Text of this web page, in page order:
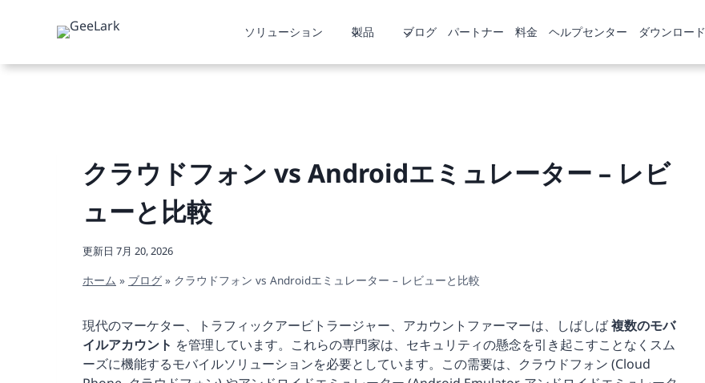
ス
ソリューション 製品 ブログ パートナー 料金 ヘルプセンター ダウンロード
クラウドフォン vs Androidエミュレーター – レビ
ューと比較
更新日 7月 20, 2026
ホーム » ブログ » クラウドフォン vs Androidエミュレーター – レビューと比較
現代のマーケター、トラフィックアービトラージャー、アカウントファーマーは、しばしば複数のモバ
イルアカウント を管理しています。これらの専門家は、セキュリティの懸念を引き起こすことなくスム
ーズに機能するモバイルソリューションを必要としています。この需要は、クラウドフォン (Cloud